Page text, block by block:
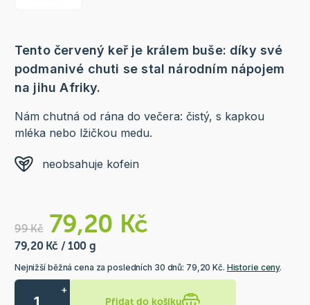
Tento červený keř je králem buše: díky své
podmanivé chuti se stal národním nápojem
na jihu Afriky.
Nám chutná od rána do večera: čistý, s kapkou
mléka nebo lžičkou medu.
neobsahuje kofein
99 Kč 79,20 Kč
79,20 Kč / 100 g
Nejnižší běžná cena za posledních 30 dnů: 79,20 Kč. Historie ceny.
+
Přidat do košíku